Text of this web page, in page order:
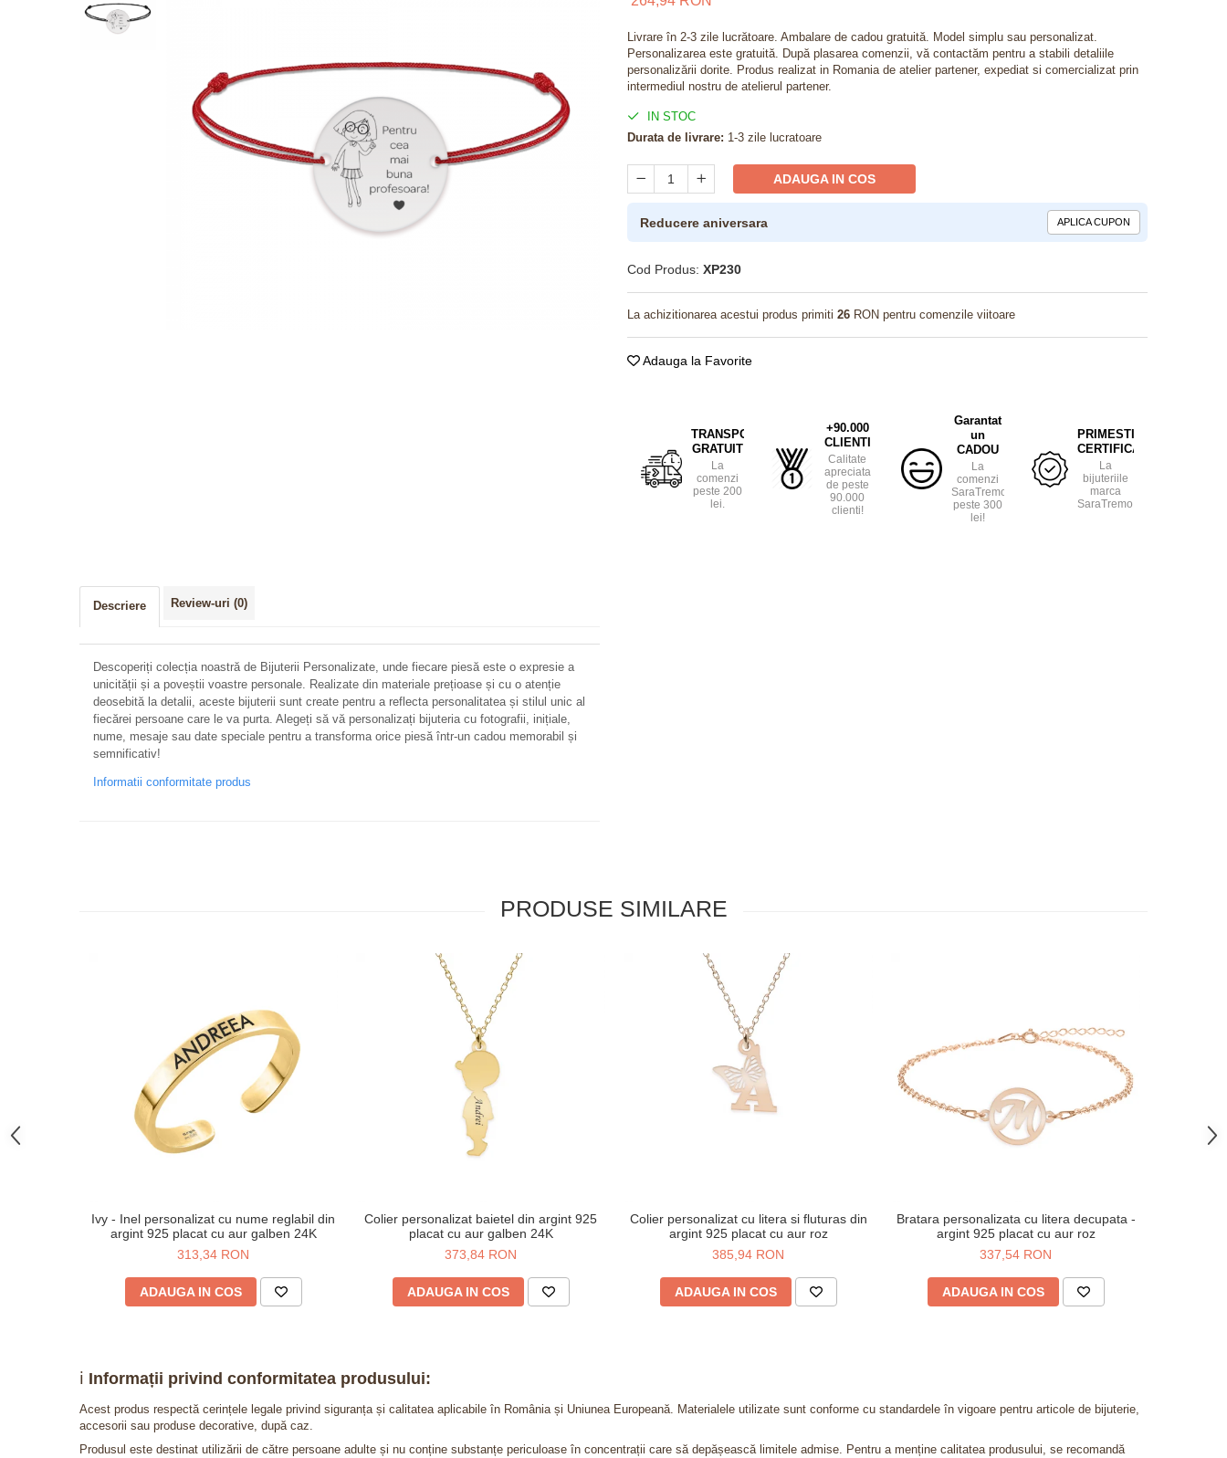
Bijuterii pentru barbati
Livrare în 2-3 zile lucrătoare. Ambalare de cadou gratuită. Model simplu sau personalizat.
Personalizarea este gratuită. După plasarea comenzii, vă contactăm pentru a stabili detaliile
personalizării dorite. Produs realizat in Romania de atelier partener, expediat si comercializat prin
intermediul nostru de atelierul partener.
IN STOC
Durata de livrare: 1-3 zile lucratoare
ADAUGA IN COS
Reducere aniversara APLICA CUPON
Cod Produs: XP230
La achizitionarea acestui produs primiti 26 RON pentru comenzile viitoare
Adauga la Favorite
TRANSPORT
GRATUIT
La
comenzi
peste 200
lei.
+90.000
CLIENTI
Calitate
apreciata
de peste
90.000
clienti!
Garantat
un
CADOU
La
comenzi
SaraTremo
peste 300
lei!
PRIMESTI
CERTIFICAT
La
bijuteriile
marca
SaraTremo.
Descriere Review-uri (0)
Descoperiți colecția noastră de Bijuterii Personalizate, unde fiecare piesă este o expresie a
unicității și a poveștii voastre personale. Realizate din materiale prețioase și cu o atenție
deosebită la detalii, aceste bijuterii sunt create pentru a reflecta personalitatea și stilul unic al
fiecărei persoane care le va purta. Alegeți să vă personalizați bijuteria cu fotografii, inițiale,
nume, mesaje sau date speciale pentru a transforma orice piesă într-un cadou memorabil și
semnificativ!
Informatii conformitate produs
PRODUSE SIMILARE
Ivy - Inel personalizat cu nume reglabil din
argint 925 placat cu aur galben 24K
313,34 RON
ADAUGA IN COS
Colier personalizat baietel din argint 925
placat cu aur galben 24K
373,84 RON
ADAUGA IN COS
Colier personalizat cu litera si fluturas din
argint 925 placat cu aur roz
385,94 RON
ADAUGA IN COS
Bratara personalizata cu litera decupata -
argint 925 placat cu aur roz
337,54 RON
ADAUGA IN COS
ℹ️ Informații privind conformitatea produsului:
Acest produs respectă cerințele legale privind siguranța și calitatea aplicabile în România și Uniunea Europeană. Materialele utilizate sunt conforme cu standardele în vigoare pentru articole de bijuterie,
accesorii sau produse decorative, după caz.
Produsul este destinat utilizării de către persoane adulte și nu conține substanțe periculoase în concentrații care să depășească limitele admise. Pentru a menține calitatea produsului, se recomandă